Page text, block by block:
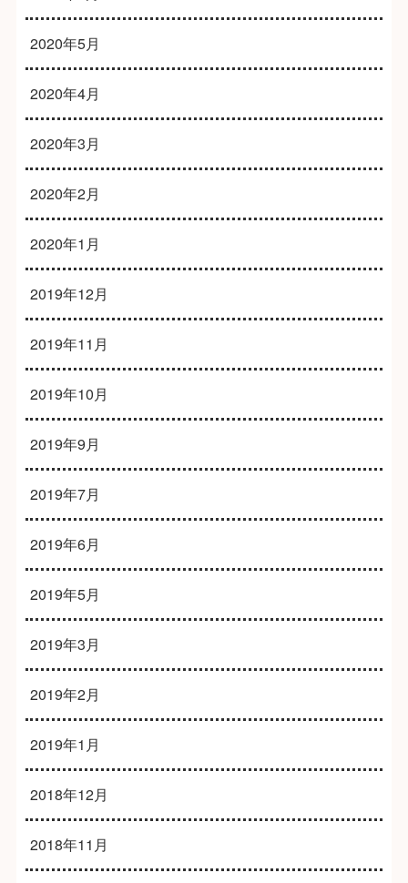
2020年5月
2020年4月
2020年3月
2020年2月
2020年1月
2019年12月
2019年11月
2019年10月
2019年9月
2019年7月
2019年6月
2019年5月
2019年3月
2019年2月
2019年1月
2018年12月
2018年11月